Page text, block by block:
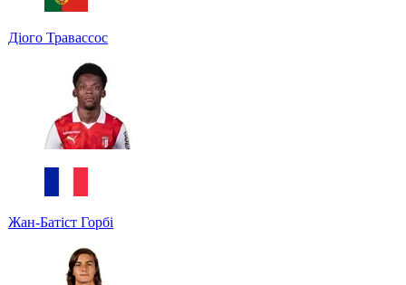
Діого Травассос
Жан-Батіст Горбі